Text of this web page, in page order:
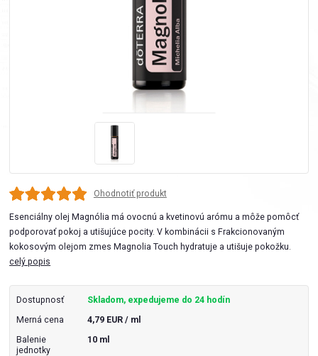
Ohodnotiť produkt
Esenciálny olej Magnólia má ovocnú a kvetinovú arómu a môže pomôcť
podporovať pokoj a utišujúce pocity. V kombinácii s Frakcionovaným
kokosovým olejom zmes Magnolia Touch hydratuje a utišuje pokožku.
celý popis
Dostupnosť Skladom, expedujeme do 24 hodín
Merná cena 4,79 EUR / ml
Balenie
jednotky
10 ml